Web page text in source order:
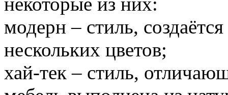
модерн – стиль,
нескольких цветов;
хай-тек – стиль,